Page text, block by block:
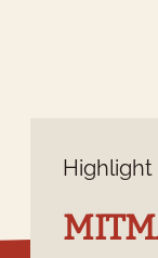
Highlight